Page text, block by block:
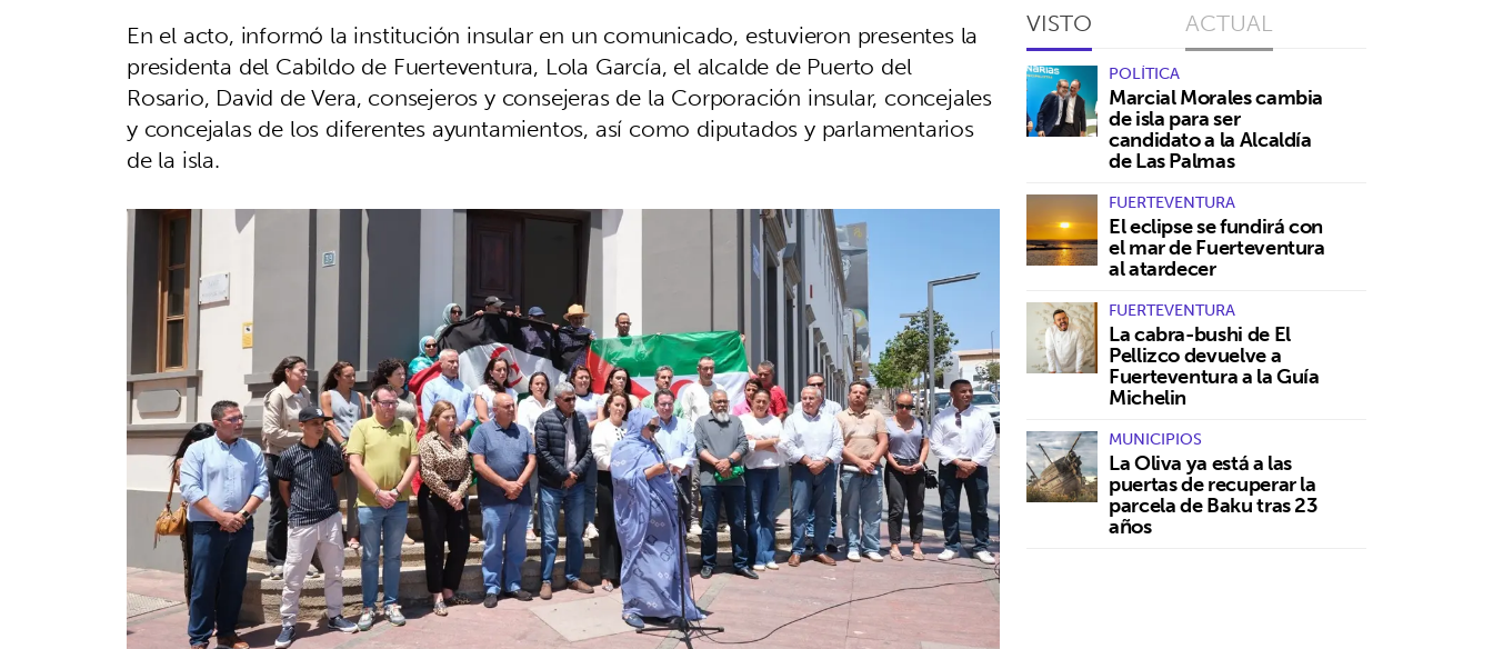
En el acto, informó la institución insular en un comunicado, estuvieron presentes la
presidenta del Cabildo de Fuerteventura, Lola García, el alcalde de Puerto del
Rosario, David de Vera, consejeros y consejeras de la Corporación insular, concejales
y concejalas de los diferentes ayuntamientos, así como diputados y parlamentarios
de la isla.
VISTO ACTUAL
POLÍTICA
Marcial Morales cambia
de isla para ser
candidato a la Alcaldía
de Las Palmas
FUERTEVENTURA
El eclipse se fundirá con
el mar de Fuerteventura
al atardecer
FUERTEVENTURA
La cabra-bushi de El
Pellizco devuelve a
Fuerteventura a la Guía
Michelin
MUNICIPIOS
La Oliva ya está a las
puertas de recuperar la
parcela de Baku tras 23
años